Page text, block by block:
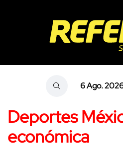
6 Ago.
Deportes
económica